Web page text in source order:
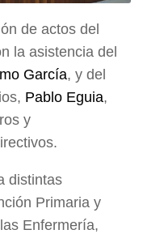
de actos del
la asistencia del
García, y del
Pablo Eguia,
y
distintas
Primaria y
Enfermería,